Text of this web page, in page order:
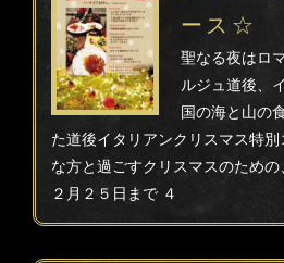
ース☆
聖なる夜はロ
ルジュ道後、
国の海と山の
た道後イタリアンクリスマス特
な方と過ごすクリスマスのための
２月２５日まで ４